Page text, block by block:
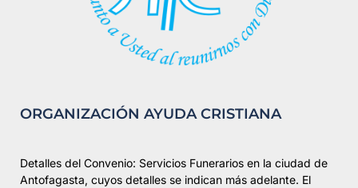
ORGANIZACIÓN AYUDA CRISTIANA
Detalles del Convenio: Servicios Funerarios en la ciudad de
Antofagasta, cuyos detalles se indican más adelante. El